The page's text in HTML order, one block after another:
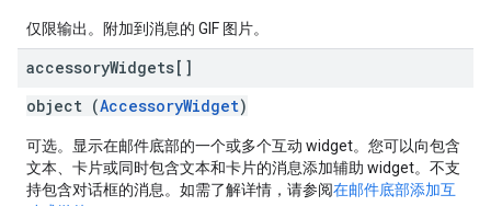
仅限输出。附加到消息的 GIF 图片。
accessoryWidgets[]
object (AccessoryWidget)
可选。显示在邮件底部的一个或多个互动 widget。您可以向包含
文本、卡片或同时包含文本和卡片的消息添加辅助 widget。不支
持包含对话框的消息。如需了解详情，请参阅在邮件底部添加互